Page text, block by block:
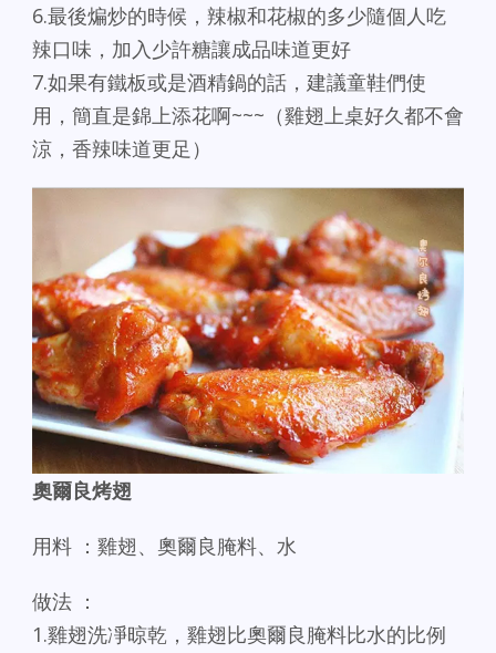
6.最後煸炒的時候，辣椒和花椒的多少隨個人吃
辣口味，加入少許糖讓成品味道更好
7.如果有鐵板或是酒精鍋的話，建議童鞋們使
用，簡直是錦上添花啊~~~（雞翅上桌好久都不會
涼，香辣味道更足）
奧爾良烤翅
用料 ：雞翅、奧爾良腌料、水
做法 ：
1.雞翅洗凈晾乾，雞翅比奧爾良腌料比水的比例